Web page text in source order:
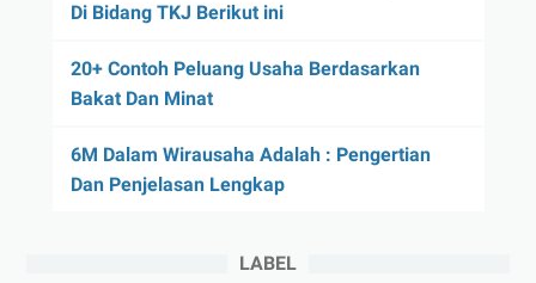
Di Bidang TKJ Berikut ini
20+ Contoh Peluang Usaha Berdasarkan
Bakat Dan Minat
6M Dalam Wirausaha Adalah : Pengertian
Dan Penjelasan Lengkap
LABEL